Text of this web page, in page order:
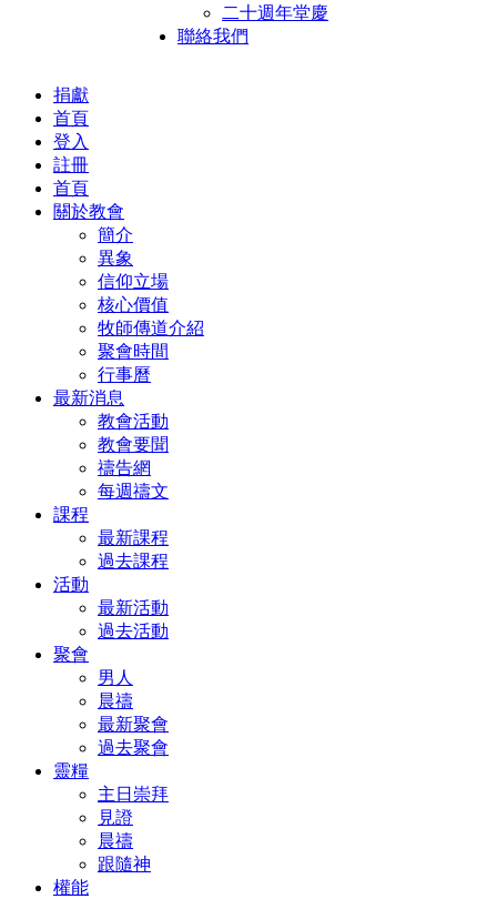
二十週年堂慶
聯絡我們
捐獻
首頁
登入
註冊
首頁
關於教會
簡介
異象
信仰立場
核心價值
牧師傳道介紹
聚會時間
行事曆
最新消息
教會活動
教會要聞
禱告網
每週禱文
課程
最新課程
過去課程
活動
最新活動
過去活動
聚會
男人
晨禱
最新聚會
過去聚會
靈糧
主日崇拜
見證
晨禱
跟隨神
權能